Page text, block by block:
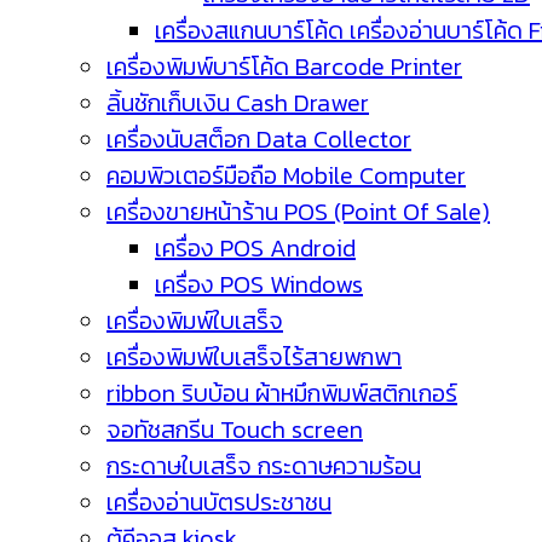
เครื่องสแกนบาร์โค้ด เครื่องอ่านบาร์โค้ด
เครื่องพิมพ์บาร์โค้ด Barcode Printer
ลิ้นชักเก็บเงิน Cash Drawer
เครื่องนับสต็อก Data Collector
คอมพิวเตอร์มือถือ Mobile Computer
เครื่องขายหน้าร้าน POS (Point Of Sale)
เครื่อง POS Android
เครื่อง POS Windows
เครื่องพิมพ์ใบเสร็จ
เครื่องพิมพ์ใบเสร็จไร้สายพกพา
ribbon ริบบ้อน ผ้าหมึกพิมพ์สติกเกอร์
จอทัชสกรีน Touch screen
กระดาษใบเสร็จ กระดาษความร้อน
เครื่องอ่านบัตรประชาชน